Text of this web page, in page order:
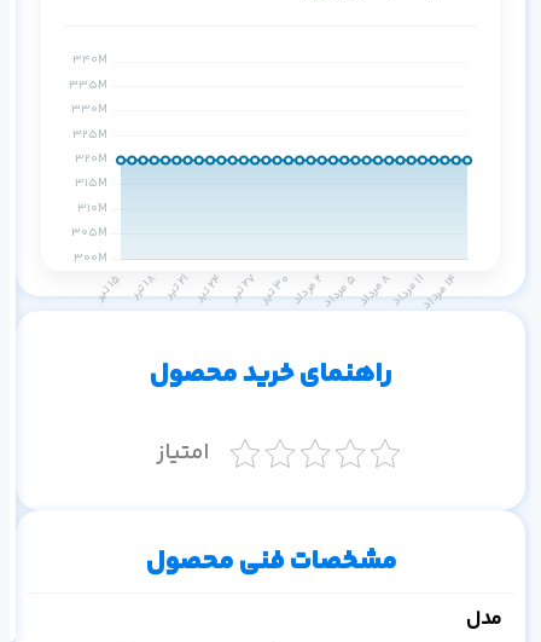
راهنمای خرید محصول
امتیاز
مشخصات فنی محصول
مدل